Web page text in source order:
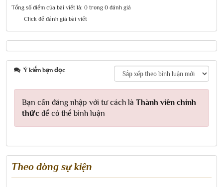
Tổng số điểm của bài viết là: 0 trong 0 đánh giá
Click để đánh giá bài viết
Ý kiến bạn đọc
Bạn cần đăng nhập với tư cách là Thành viên chính
thức để có thể bình luận
Theo dòng sự kiện